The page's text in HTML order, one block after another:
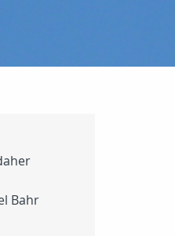
Bahr